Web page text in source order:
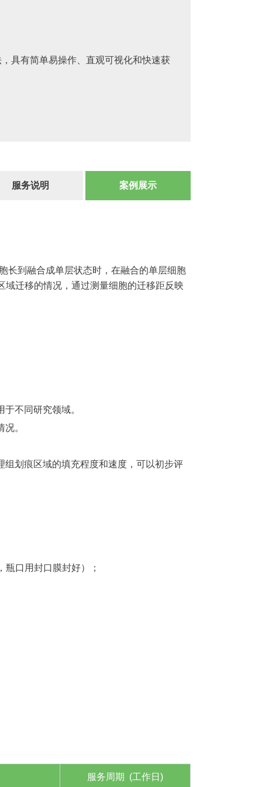
具有简单易操作、直观可视化和快速获
服务说明 案例展示
长到融合成单层状态时，在融合的单层细胞
迁移的情况，通过测量细胞的迁移距反映
不同研究领域。
。
划痕区域的填充程度和速度，可以初步评
口用封口膜封好）；
服务周期 (工作日)